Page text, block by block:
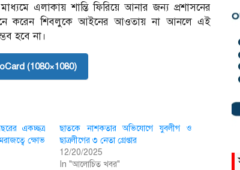
এলাকায় শান্তি ফিরিয়ে আনার জন্য প্রশাসনের
মনে করেন শিবলুকে আইনের আওতায় না আনলে এই
হবে না।
(1080×1080)
একচ্ছত্র
ক্ষোভ
ছাতকে নাশকতার অভিযোগে যুবলীগ ও
ছাত্রলীগের ৩ নেতা গ্রেপ্তার
12/20/2025
In "আলোচিত খবর"